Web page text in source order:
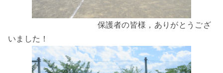
保護者の皆様，ありがとうござ
いました！